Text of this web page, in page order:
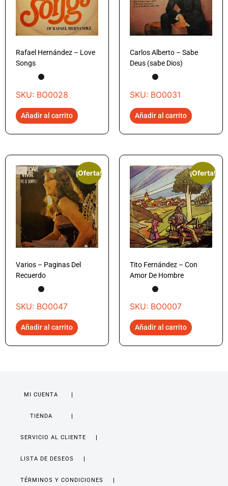
Rafael Hernández – Love
Songs
SKU: BO0028
Añadir al carrito
Carlos Alberto – Sabe
Deus (sabe Dios)
SKU: BO0031
Añadir al carrito
¡Oferta!
Varios – Paginas Del
Recuerdo
SKU: BO0047
Añadir al carrito
¡Oferta!
Tito Fernández – Con
Amor De Hombre
SKU: BO0007
Añadir al carrito
MI CUENTA
TIENDA
SERVICIO AL CLIENTE
LISTA DE DESEOS
TÉRMINOS Y CONDICIONES